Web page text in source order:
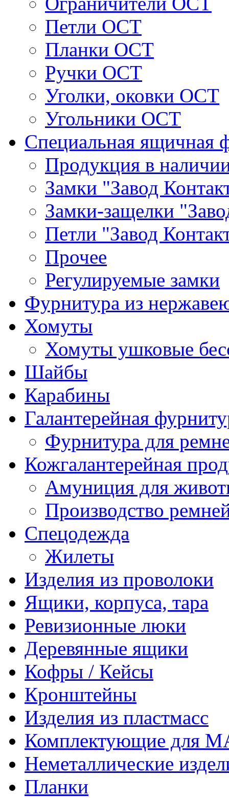
Петли ОСТ
Планки ОСТ
Ручки ОСТ
Уголки, оковки ОСТ
Угольники ОСТ
Специальная ящичная
Продукция в
Замки "Завод
Замки-защелки
Петли "Завод
Прочее
Регулируемые замки
Фурнитура из
Хомуты
Хомуты ушковые
Шайбы
Карабины
Галантерейная
Фурнитура для
Кожгалантерейная
Амуниция для
Производство
Спецодежда
Жилеты
Изделия из проволоки
Ящики, корпуса, тара
Ревизионные люки
Деревянные ящики
Кофры / Кейсы
Кронштейны
Изделия из пластмасс
Комплектующие для
Неметаллические
Планки